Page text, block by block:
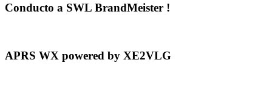
Conducto a SWL BrandMeister !
APRS WX powered by XE2VLG